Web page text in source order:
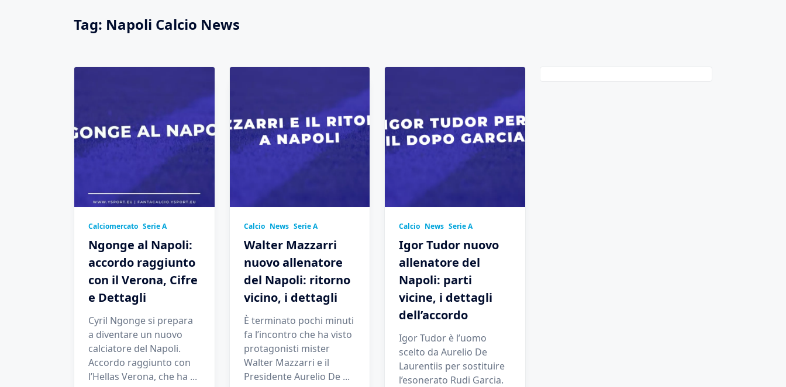
Tag: Napoli Calcio News
Calciomercato Serie A
Ngonge al Napoli:
accordo raggiunto
con il Verona, Cifre
e Dettagli
Cyril Ngonge si prepara
a diventare un nuovo
calciatore del Napoli.
Accordo raggiunto con
l’Hellas Verona, che ha ...
Calcio News Serie A
Walter Mazzarri
nuovo allenatore
del Napoli: ritorno
vicino, i dettagli
È terminato pochi minuti
fa l’incontro che ha visto
protagonisti mister
Walter Mazzarri e il
Presidente Aurelio De ...
Calcio News Serie A
Igor Tudor nuovo
allenatore del
Napoli: parti
vicine, i dettagli
dell’accordo
Igor Tudor è l’uomo
scelto da Aurelio De
Laurentiis per sostituire
l’esonerato Rudi Garcia.